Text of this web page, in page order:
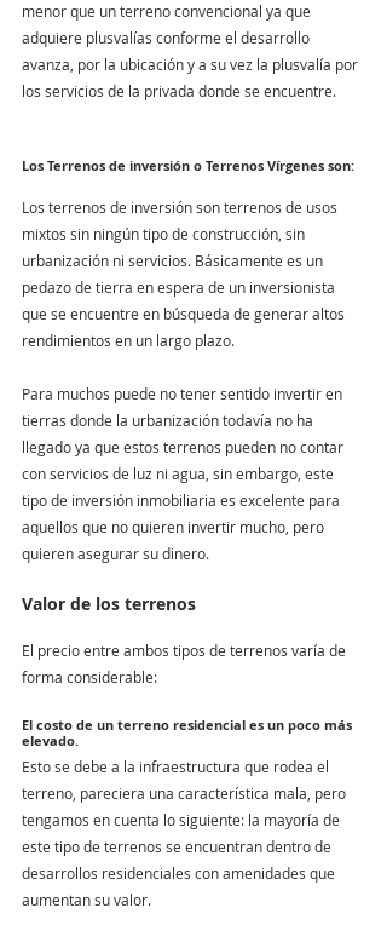
menor que un terreno convencional ya que
adquiere plusvalías conforme el desarrollo
avanza, por la ubicación y a su vez la plusvalía por
los servicios de la privada donde se encuentre.
Los Terrenos de inversión o Terrenos Vírgenes son:
Los terrenos de inversión son terrenos de usos
mixtos sin ningún tipo de construcción, sin
urbanización ni servicios. Básicamente es un
pedazo de tierra en espera de un inversionista
que se encuentre en búsqueda de generar altos
rendimientos en un largo plazo.
Para muchos puede no tener sentido invertir en
tierras donde la urbanización todavía no ha
llegado ya que estos terrenos pueden no contar
con servicios de luz ni agua, sin embargo, este
tipo de inversión inmobiliaria es excelente para
aquellos que no quieren invertir mucho, pero
quieren asegurar su dinero.
Valor de los terrenos
El precio entre ambos tipos de terrenos varía de
forma considerable:
El costo de un terreno residencial es un poco más
elevado.
Esto se debe a la infraestructura que rodea el
terreno, pareciera una característica mala, pero
tengamos en cuenta lo siguiente: la mayoría de
este tipo de terrenos se encuentran dentro de
desarrollos residenciales con amenidades que
aumentan su valor.